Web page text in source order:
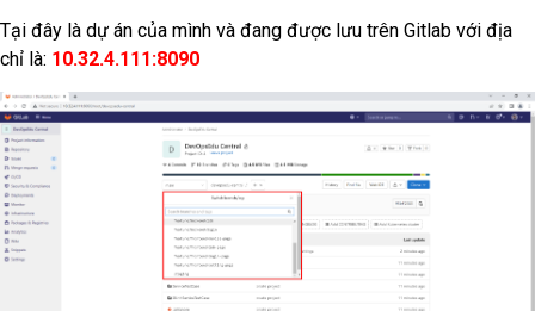
Tại đây là dự án của mình và đang được lưu trên Gitlab với địa
chỉ là: 10.32.4.111:8090